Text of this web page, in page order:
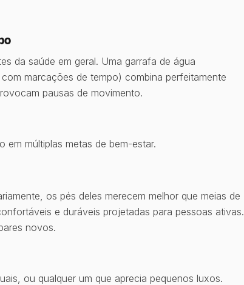
da saúde em geral. Uma garrafa de água
marcações de tempo) combina perfeitamente
pausas de movimento.
em múltiplas metas de bem-estar.
os pés deles merecem melhor que meias de
e duráveis projetadas para pessoas ativas.
novos.
ou qualquer um que aprecia pequenos luxos.